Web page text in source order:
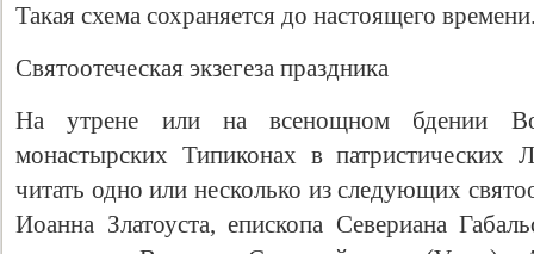
Такая схема сохраняется до настоящего
Святоотеческая экзегеза праздника
На утрене или на всенощном бдении
монастырских Типиконах в патристических
читать одно или несколько из следующих
Иоанна Златоуста, епископа Севериана